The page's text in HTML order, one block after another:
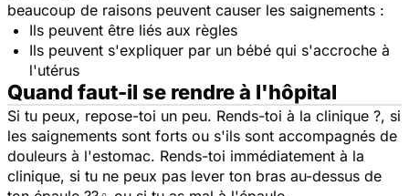
beaucoup de raisons peuvent causer les saignements :
Ils peuvent être liés aux règles
Ils peuvent s'expliquer par un bébé qui s'accroche à
l'utérus
Quand faut-il se rendre à l'hôpital
Si tu peux, repose-toi un peu. Rends-toi à la clinique ?, si
les saignements sont forts ou s'ils sont accompagnés de
douleurs à l'estomac. Rends-toi immédiatement à la
clinique, si tu ne peux pas lever ton bras au-dessus de